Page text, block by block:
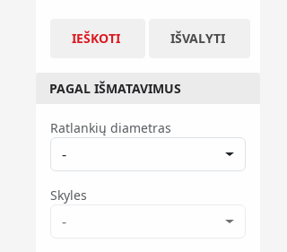
IEŠKOTI IŠVALYTI
PAGAL IŠMATAVIMUS
Ratlankių diametras
-
Skyles
-